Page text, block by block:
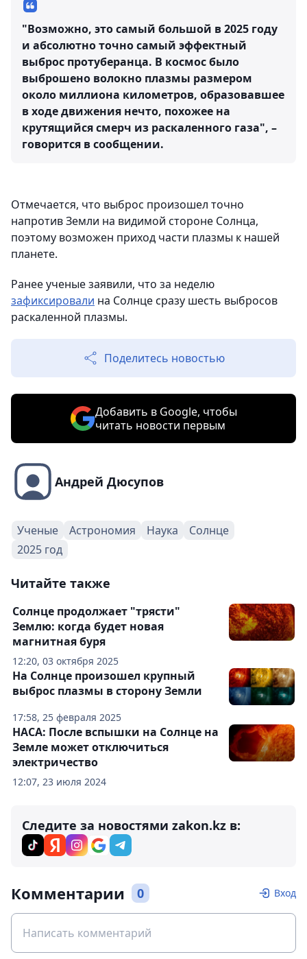
"Возможно, это самый большой в 2025 году
и абсолютно точно самый эффектный
выброс протуберанца. В космос было
выброшено волокно плазмы размером
около миллиона километров, образовавшее
в ходе движения нечто, похожее на
крутящийся смерч из раскаленного газа", –
говорится в сообщении.
Отмечается, что выброс произошел точно
напротив Земли на видимой стороне Солнца,
поэтому возможен приход части плазмы к нашей
планете.
Ранее ученые заявили, что за неделю
зафиксировали на Солнце сразу шесть выбросов
раскаленной плазмы.
Поделитесь новостью
Добавить в Google, чтобы
читать новости первым
Андрей Дюсупов
Ученые Астрономия Наука
Солнце
2025 год
Читайте также
12:20, 03 октября 2025
Солнце продолжает "трясти"
Землю: когда будет новая
магнитная буря
17:58, 25 февраля 2025
На Солнце произошел крупный
выброс плазмы в сторону Земли
12:07, 23 июля 2024
НАСА: После вспышки на Солнце на
Земле может отключиться
электричество
Следите за новостями zakon.kz в:
Комментарии 0 Вход